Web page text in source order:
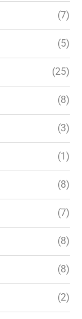
(7)
(5)
(25)
(8)
(3)
(1)
(8)
(7)
(8)
(8)
(2)